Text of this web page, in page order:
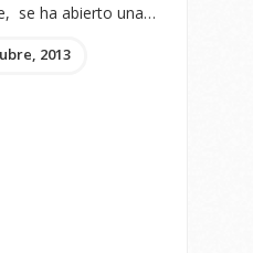
se ha abierto una…
2013